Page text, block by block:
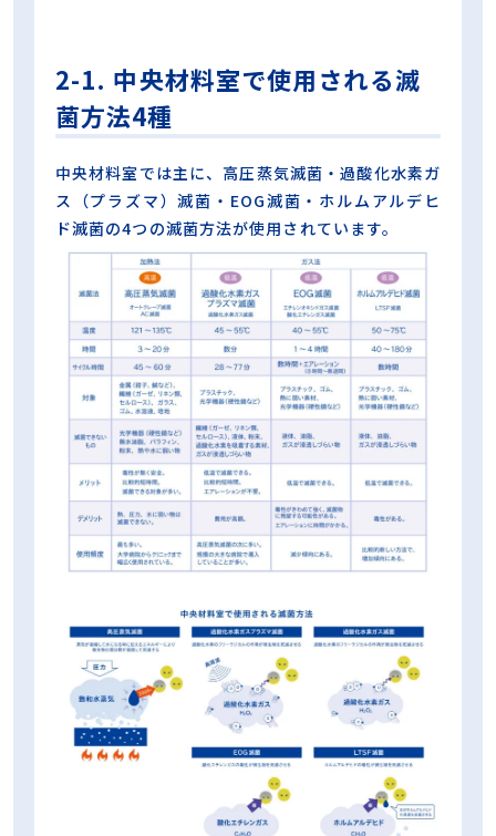
2-1. 中央材料室で使用される滅
菌方法4種
中央材料室では主に、高圧蒸気滅菌・過酸化水素ガ
ス（プラズマ）滅菌・EOG滅菌・ホルムアルデヒ
ド滅菌の4つの滅菌方法が使用されています。